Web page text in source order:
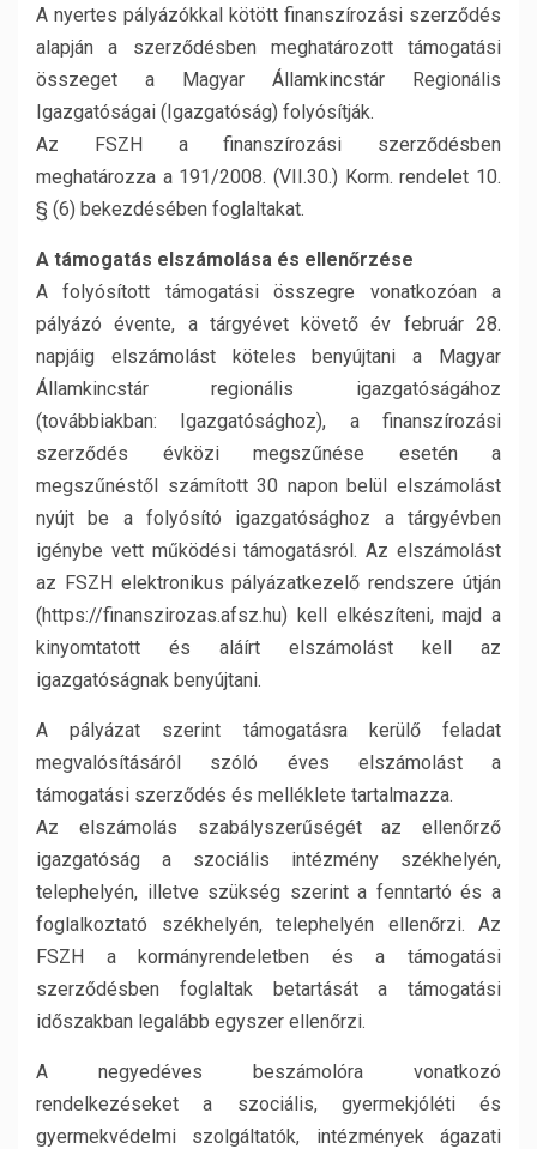
A nyertes pályázókkal kötött finanszírozási szerződés
alapján a szerződésben meghatározott támogatási
összeget a Magyar Államkincstár Regionális
Igazgatóságai (Igazgatóság) folyósítják.
Az FSZH a finanszírozási szerződésben
meghatározza a 191/2008. (VII.30.) Korm. rendelet 10.
§ (6) bekezdésében foglaltakat.
A támogatás elszámolása és ellenőrzése
A folyósított támogatási összegre vonatkozóan a
pályázó évente, a tárgyévet követő év február 28.
napjáig elszámolást köteles benyújtani a Magyar
Államkincstár regionális igazgatóságához
(továbbiakban: Igazgatósághoz), a finanszírozási
szerződés évközi megszűnése esetén a
megszűnéstől számított 30 napon belül elszámolást
nyújt be a folyósító igazgatósághoz a tárgyévben
igénybe vett működési támogatásról. Az elszámolást
az FSZH elektronikus pályázatkezelő rendszere útján
(https://finanszirozas.afsz.hu) kell elkészíteni, majd a
kinyomtatott és aláírt elszámolást kell az
igazgatóságnak benyújtani.
A pályázat szerint támogatásra kerülő feladat
megvalósításáról szóló éves elszámolást a
támogatási szerződés és melléklete tartalmazza.
Az elszámolás szabályszerűségét az ellenőrző
igazgatóság a szociális intézmény székhelyén,
telephelyén, illetve szükség szerint a fenntartó és a
foglalkoztató székhelyén, telephelyén ellenőrzi. Az
FSZH a kormányrendeletben és a támogatási
szerződésben foglaltak betartását a támogatási
időszakban legalább egyszer ellenőrzi.
A negyedéves beszámolóra vonatkozó
rendelkezéseket a szociális, gyermekjóléti és
gyermekvédelmi szolgáltatók, intézmények ágazati